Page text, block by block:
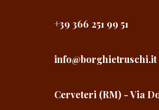
+39 366 251 99 51
info@borghietruschi.it
Cerveteri (RM) - Via